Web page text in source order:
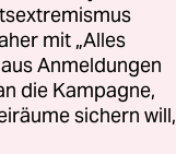
mit „Alles
Anmeldungen
die Kampagne,
sichern will,